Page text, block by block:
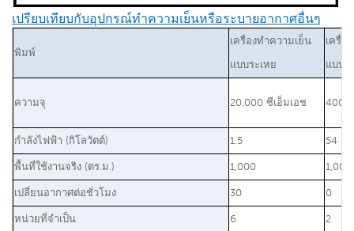
เปรียบเทียบกับอุปกรณ์ทำความเย็นหรือระบายอากาศอื่นๆ
พิมพ์
เครื่องทำความเย็น
แบบระเหย
เครื่อ
แบบดั้
ความจุ 20,000 ซีเอ็มเอช 400
กำลังไฟฟ้า (กิโลวัตต์) 1.5 54
พื้นที่ใช้งานจริง (ตร.ม.) 1,000 1,000
เปลี่ยนอากาศต่อชั่วโมง 30 0
หน่วยที่จำเป็น 6 2